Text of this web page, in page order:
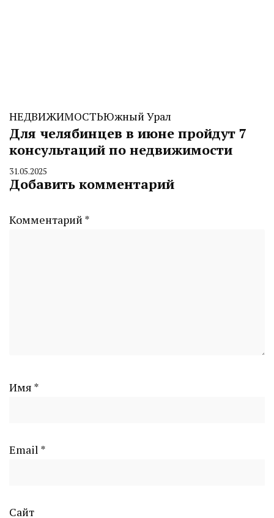
НЕДВИЖИМОСТЬЮжный Урал
Для челябинцев в июне пройдут 7
консультаций по недвижимости
By
CHELINDUSTRY
31.05.2025
Добавить комментарий
Комментарий *
Имя *
Email *
Сайт